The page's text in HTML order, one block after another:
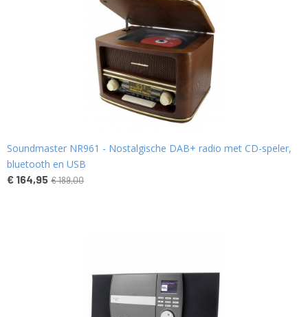
Soundmaster NR961 - Nostalgische DAB+ radio met CD-speler,
bluetooth en USB
€ 164,95 € 189,00